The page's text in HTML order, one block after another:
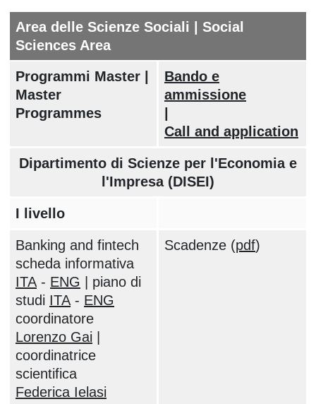
Area delle Scienze Sociali
Social
Sciences Area
Programmi Master |
Master
Programmes
Bando e
ammissione
Call and application
Dipartimento di Scienze per l'Economia e
l'Impresa (DISEI)
I livello
Banking and fintech
scheda informativa
ITA- ENG | piano di
studi ITA- ENG
coordinatore
Lorenzo Gai
coordinatrice
scientifica
Federica Ielasi
Scadenze (pdf)